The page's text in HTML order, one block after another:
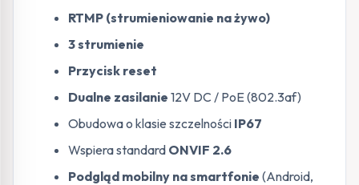
RTMP (strumieniowanie na żywo)
3 strumienie
Przycisk reset
Dualne zasilanie 12V DC / PoE (802.3af)
Obudowa o klasie szczelności IP67
Wspiera standard ONVIF 2.6
Podgląd mobilny na smartfonie (Android,